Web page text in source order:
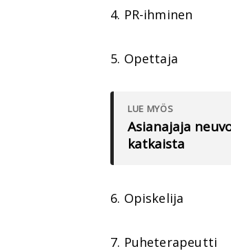
4. PR-ihminen
5. Opettaja
LUE MYÖS
Asianajaja
katkaista
6. Opiskelija
7. Puheterapeutti